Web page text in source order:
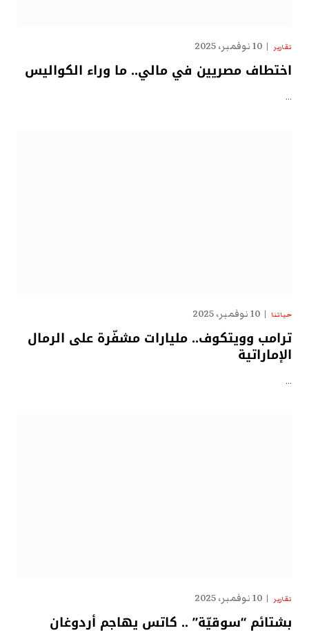
تقارير 10 نوفمبر، 2025
اختطاف مصريين في مالي.. ما وراء الكواليس
…
حياتنا 10 نوفمبر، 2025
ترامب وويتكوف.. مليارات مشفّرة على الرمال
الإماراتية
…
تقارير 10 نوفمبر، 2025
بشتائم “سوقيّة” .. كاتس يهاجم أردوغان